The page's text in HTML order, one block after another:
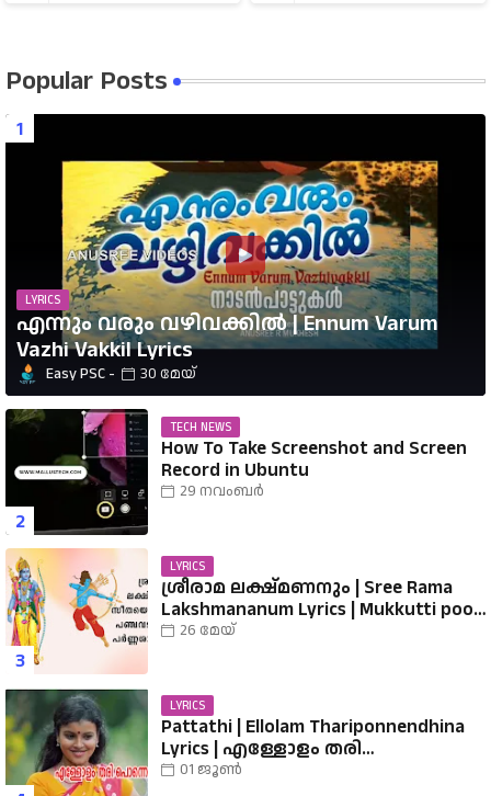
Popular Posts
LYRICS
എന്നും വരും വഴിവക്കിൽ | Ennum Varum
Vazhi Vakkil Lyrics
Easy PSC 30 മേയ്
TECH NEWS
How To Take Screenshot and Screen
Record in Ubuntu
29 നവംബർ
LYRICS
ശ്രീരാമ ലക്ഷ്മണനും | Sree Rama
Lakshmananum Lyrics | Mukkutti poo
Album | Sreerama Song Malayalam |
26 മേയ്
LYRICS
Pattathi | Ellolam Thariponnendhina
Lyrics | എള്ളോളം തരി
പൊന്നെന്തിനാ...... വരികൾ
01 ജൂൺ